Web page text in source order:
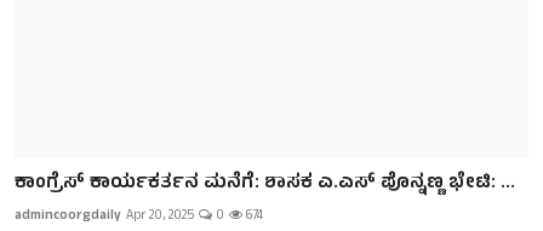
ಕಾಂಗ್ರೆಸ್ ಕಾರ್ಯಕರ್ತನ ಮನೆಗೆ: ಶಾಸಕ ಎ.ಎಸ್ ಪೊನ್ನಣ್ಣ ಭೇಟಿ: ...
admincoorgdaily Apr 20, 2025 0 674